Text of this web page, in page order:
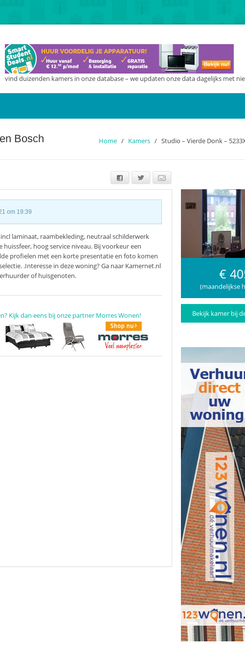
vind duizenden kamers in onze database – we updaten onze data dagelijks met
Home / Kamers / Studio – Vierde Donk –
Bosch
Facebook Twitter
om 19:39
laminaat, raambekleding, neutraal schilderwerk
huissfeer, hoog service niveau. Bij voorkeur een
profielen met een korte presentatie en foto komen
.Interesse in deze woning? Ga naar Kamernet.nl
of huisgenoten.
Kijk dan eens bij onze partner Morres Wonen!
€
(maandelijkse
Bekijk kamer bij